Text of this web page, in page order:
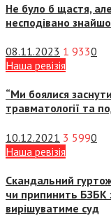
Не було б щастя,
несподівано
08.11.2023 1 9330
Наша ревізія
“Ми боялися
травматології та
10.12.2021 3 5990
Наша ревізія
Скандальний
чи припинить БЗБК
вирішуватиме суд